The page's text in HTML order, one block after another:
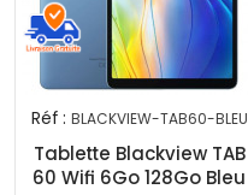
Réf : BLACKVIEW-TAB60-BLEU
Tablette Blackview TAB
60 Wifi 6Go 128Go Bleu